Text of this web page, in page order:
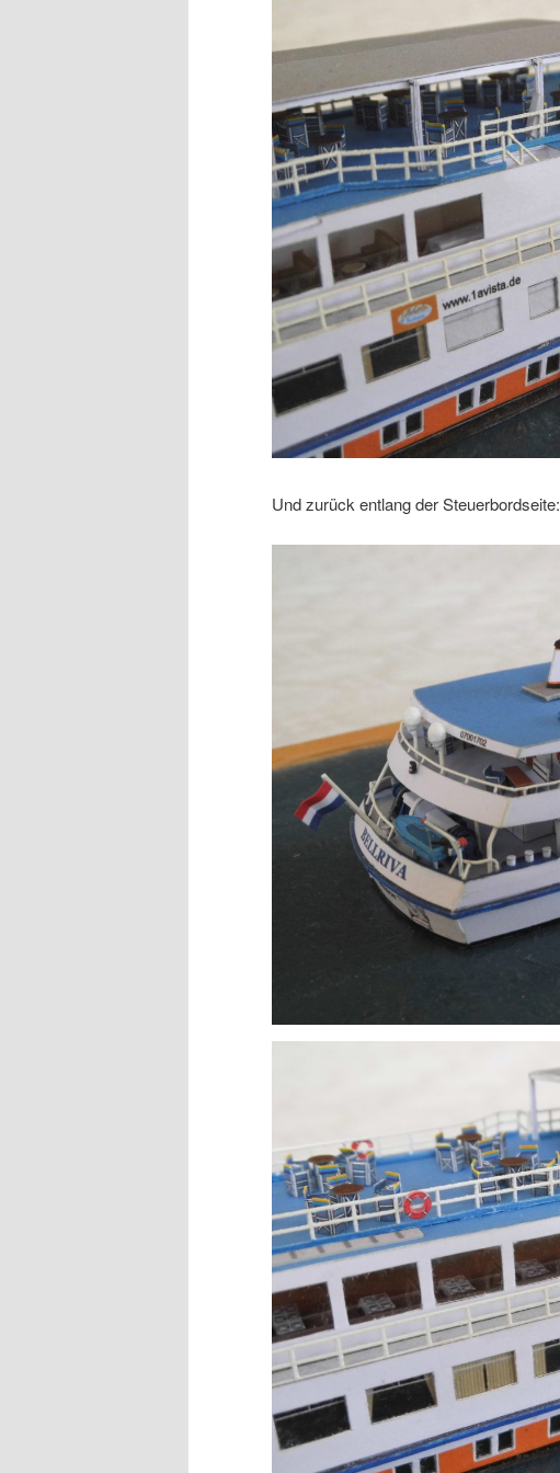
Und zurück entlang der Steuerbordseite: